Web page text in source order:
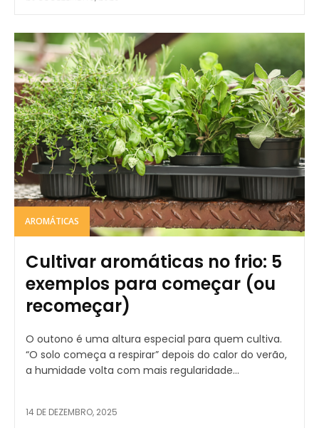
AROMÁTICAS
Cultivar aromáticas no frio: 5
exemplos para começar (ou
recomeçar)
O outono é uma altura especial para quem cultiva.
“O solo começa a respirar” depois do calor do verão,
a humidade volta com mais regularidade...
14 DE DEZEMBRO, 2025